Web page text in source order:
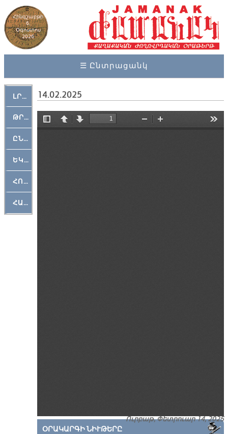
Հինգշաբթի
6,
Օգոստոս
2026
☰ Ընտրացանկ
ԼՐԱՀՈՍ
ԹՐՔԱՀԱՅ ԿԵԱՆՔ
ԸՆԿԵՐԱՄՇԱԿՈՒԹԱՅԻՆ
ԵԿԵՂԵՑԱԿԱՆ
ՀՈԳԵՄՏԱՒՈՐ
ՀԱՐԹԱԿ
14.02.2025
Ուրբաթ, Փետրուար 14, 2025
ՕՐԱԿԱՐԳԻ ՆԻՒԹԵՐԸ